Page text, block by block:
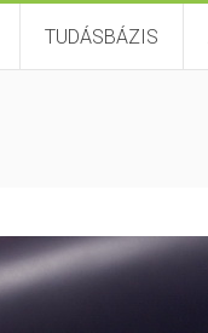
TUDÁSBÁZIS